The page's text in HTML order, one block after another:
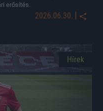
erősítés.
2026.06.30. |
Hírek